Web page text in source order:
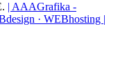
| AAAGrafika -
· WEBhosting |